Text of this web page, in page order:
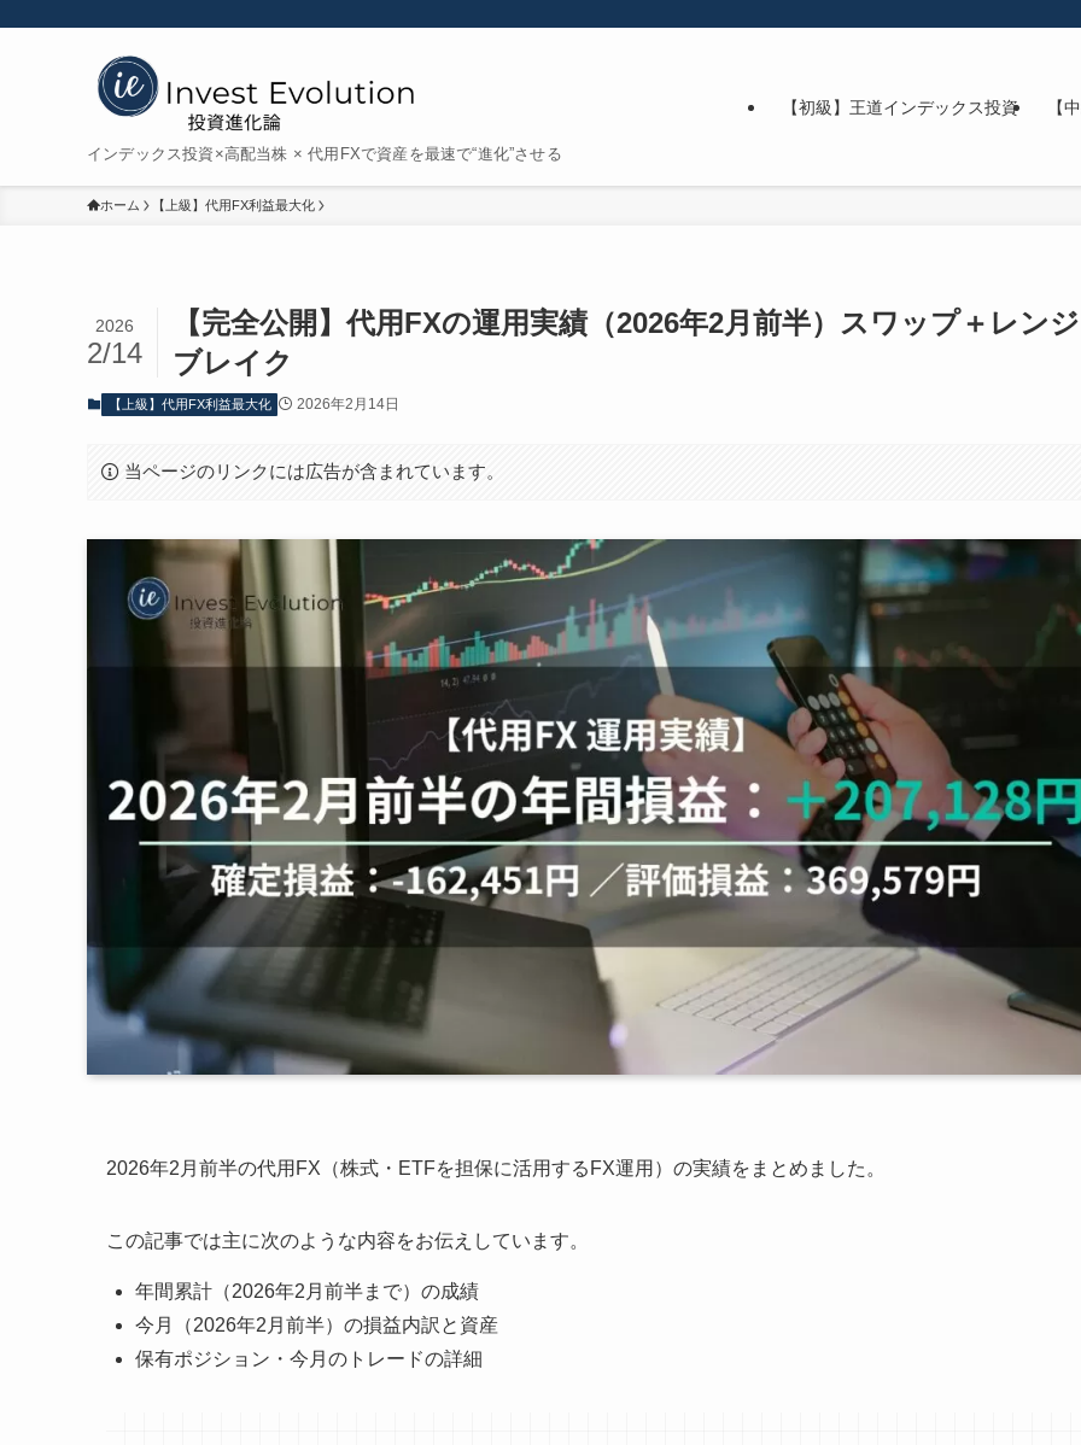
インデックス投資×高配当株 × 代用FXで資産を最速で“進化”させる
【初級】王道インデックス投資 【
ホーム 【上級】代用FX利益最大化
【完全公開】代用FXの運用実績（2026年2月前半）スワップ＋レンジ
ブレイク
2026
2/14
【上級】代用FX利益最大化 2026年2月14日
当ページのリンクには広告が含まれています。
2026年2月前半の代用FX（株式・ETFを担保に活用するFX運用）の実績をまとめました。
この記事では主に次のような内容をお伝えしています。
年間累計（2026年2月前半まで）の成績
今月（2026年2月前半）の損益内訳と資産
保有ポジション・今月のトレードの詳細